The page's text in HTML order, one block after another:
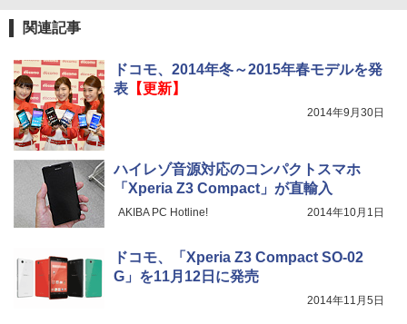
関連記事
ドコモ、2014年冬～2015年春モデルを発
表【更新】
2014年9月30日
ハイレゾ音源対応のコンパクトスマホ
「Xperia Z3 Compact」が直輸入
AKIBA PC Hotline! 2014年10月1日
ドコモ、「Xperia Z3 Compact SO-02
G」を11月12日に発売
2014年11月5日